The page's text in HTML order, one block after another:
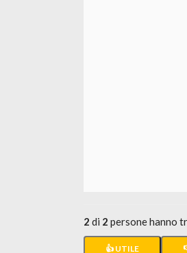
2 di 2 persone hanno
👍 UTILE